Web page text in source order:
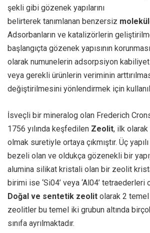
şekli gibi gözenek yapılarını
belirterek tanımlanan benzersiz
Adsorbanların ve katalizörlerin
başlangıçta ​​gözenek yapısının
olarak numunelerin adsorpsiyon
veya gerekli ürünlerin veriminin
değiştirilmesini yönlendirmek için
İsveçli bir mineralog olan Frederich
1756 yılında keşfedilen Zeolit, ilk
olmak suretiyle ortaya çıkmıştır. Üç
bezeli olan ve oldukça gözenekli bir
alumina silikat kristali olan bir zeolit
birimi ise ‘Si04’ veya ‘Al04’
Doğal ve sentetik zeolit olarak 2 temel
zeolitler bu temel iki grubun altında
sınıfa ayrılmaktadır.